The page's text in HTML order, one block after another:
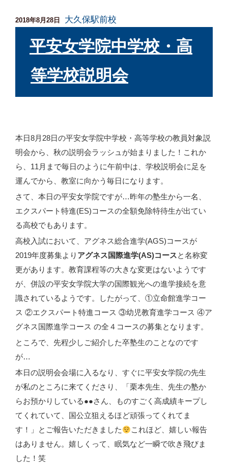
投
2018年8月28日 大久保駅前校
平安女学院中学校・高
等学校説明会
本日8月28日の平安女学院中学校・高等学校の教員対象説
明会から、秋の説明会ラッシュが始まりました！これか
ら、11月まで毎日のように午前中は、学校説明会に足を
運んでから、教室に向かう毎日になります。
さて、本日の平安女学院ですが…昨年の塾生から一名、
エクスパート特進(ES)コースの全額免除特待生が出てい
る高校でもあります。
高校入試において、アグネス総合進学(AGS)コースが
2019年度募集より アグネス国際進学(AS)コースと名称変
更があります。教育課程等の大きな変更はないようです
が、併設の平安女学院大学の国際観光への進学接続を意
識されているようです。したがって、①立命館進学コー
ス ②エクスパート特進コース ③幼児教育進学コース ④ア
グネス国際進学コース の全４コースの募集となります。
ところで、先程少しご紹介した卒塾生のことなのです
が…
本日の説明会会場に入るなり、すぐに平安女学院の先生
が私のところに来てくださり、「栗本先生、先生の塾か
らお預かりしている●●さん、ものすごく高成績キープし
てくれていて、国公立狙えるほど頑張ってくれてま
す！」とご報告いただきました
これほど、嬉しい報告
はありません。嬉しくって、眠気など一瞬で吹き飛びま
した！笑